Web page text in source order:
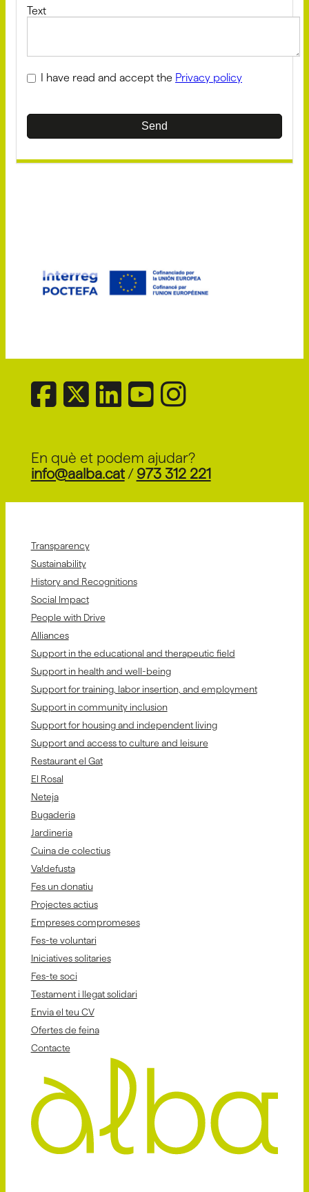
Text
I have read and accept the Privacy policy
Send
En què et podem ajudar?
info@aalba.cat/ 973 312 221
Transparency
Sustainability
History and Recognitions
Social Impact
People with Drive
Alliances
Support in the educational and therapeutic field
Support in health and well-being
Support for training, labor insertion, and employment
Support in community inclusion
Support for housing and independent living
Support and access to culture and leisure
Restaurant el Gat
El Rosal
Neteja
Bugaderia
Jardineria
Cuina de colectius
Va!defusta
Fes un donatiu
Projectes actius
Empreses compromeses
Fes-te voluntari
Iniciatives solitaries
Fes-te soci
Testament i llegat solidari
Envia el teu CV
Ofertes de feina
Contacte